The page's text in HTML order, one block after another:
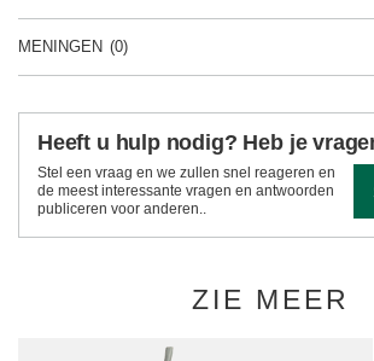
MENINGEN (0)
Heeft u hulp nodig? Heb je
Stel een vraag en we zullen snel reageren en
de meest interessante vragen en antwoorden
publiceren voor anderen..
ZIE MEER